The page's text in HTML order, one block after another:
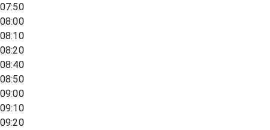
07:50
08:00
08:10
08:20
08:40
08:50
09:00
09:10
09:20